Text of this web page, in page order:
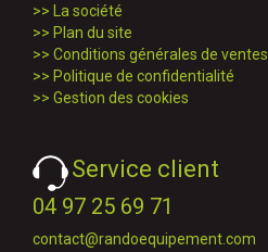
>>
La société
>> Plan du site
>> Conditions générales de ventes
>> Politique de confidentialité
>> Gestion des cookies
Service client
04 97 25 69 71
contact@randoequipement.com